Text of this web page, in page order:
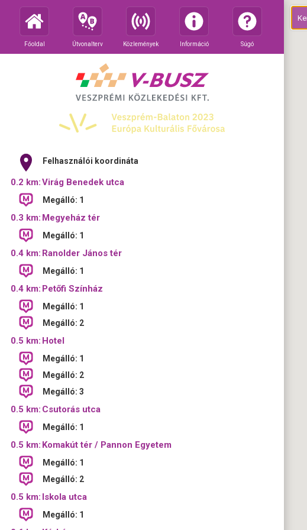
Főoldal Útvonalterv Közlemények Információ Súgó
Felhasználói koordináta
0.2 km:Virág Benedek utca
Megálló: 1
0.3 km: Megyeház tér
Megálló: 1
0.4 km: Ranolder János tér
Megálló: 1
0.4 km: Petőfi Színház
Megálló: 1
Megálló: 2
0.5 km: Hotel
Megálló: 1
Megálló: 2
Megálló: 3
0.5 km: Csutorás utca
Megálló: 1
0.5 km: Komakút tér / Pannon Egyetem
Megálló: 1
Megálló: 2
0.5 km: Iskola utca
Megálló: 1